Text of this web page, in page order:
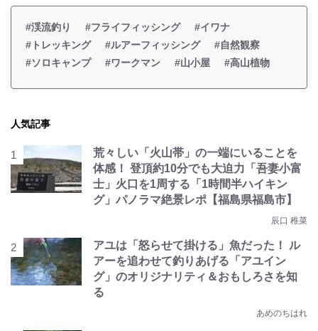
#渓流釣り #フライフィッシング
#イワナ
#トレッキング
#ルアーフィッシング
#自然観察
#ソロキャンプ
#ワークマン #山小屋 #高山植物
人気記事
荒々しい「火山帯」の一端にいることを
体感！ 登頂約10分でも大迫力「吾妻小富
士」火口を1周する「1時間半ハイキン
グ」パノラマ絶景レポ【福島県福島市】
辰口 稚菜
アユは「怒らせて掛ける」魚だった！ ル
アーを追わせて釣りあげる「アユイン
グ」のオリジナリティ＆おもしろさを知
る
あめのちはれ